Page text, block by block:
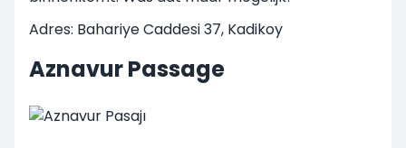
Adres: Bahariye Caddesi 37, Kadikoy
Aznavur Passage